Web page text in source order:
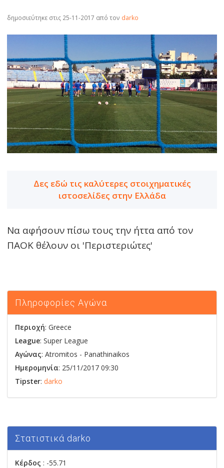
δημοσιεύτηκε στις 25-11-2017 από τον darko
Δες εδώ τις καλύτερες στοιχηματικές
ιστοσελίδες στην Ελλάδα
Να αφήσουν πίσω τους την ήττα από τον
ΠΑΟΚ θέλουν οι 'Περιστεριώτες'
Πληροφορίες Αγώνα
Περιοχή: Greece
League: Super League
Αγώνας: Atromitos - Panathinaikos
Ημερομηνία: 25/11/2017 09:30
Tipster: darko
Στατιστικά darko
Κέρδος : -55.71